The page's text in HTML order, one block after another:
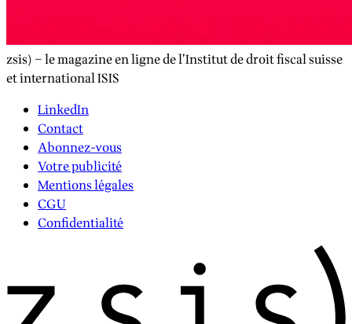
zsis) – le magazine en ligne de l’Institut de droit fiscal suisse
et international ISIS
LinkedIn
Contact
Abonnez-vous
Votre publicité
Mentions légales
CGU
Confidentialité